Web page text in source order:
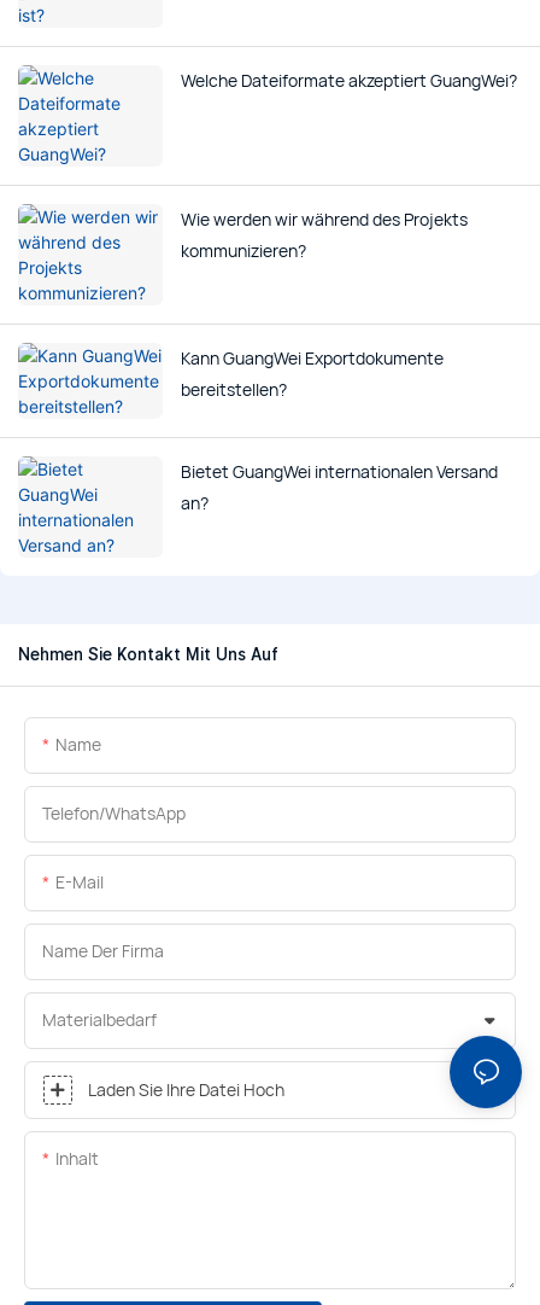
Welche Dateiformate akzeptiert GuangWei?
Wie werden wir während des Projekts
kommunizieren?
Kann GuangWei Exportdokumente
bereitstellen?
Bietet GuangWei internationalen Versand
an?
Nehmen Sie Kontakt Mit Uns Auf
Name
Telefon/WhatsApp
E-Mail
Name Der Firma
Materialbedarf
Laden Sie Ihre Datei Hoch
Inhalt